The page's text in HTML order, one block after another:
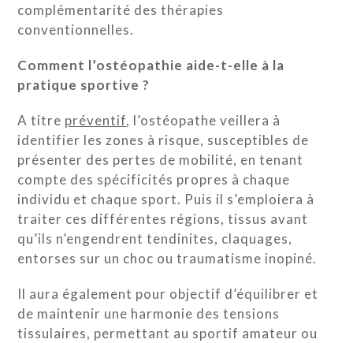
complémentarité des thérapies
conventionnelles.
Comment l’ostéopathie aide-t-elle à la
pratique sportive ?
A titre préventif, l’ostéopathe veillera à
identifier les zones à risque, susceptibles de
présenter des pertes de mobilité, en tenant
compte des spécificités propres à chaque
individu et chaque sport. Puis il s’emploiera à
traiter ces différentes régions, tissus avant
qu’ils n’engendrent tendinites, claquages,
entorses sur un choc ou traumatisme inopiné.
Il aura également pour objectif d’équilibrer et
de maintenir une harmonie des tensions
tissulaires, permettant au sportif amateur ou